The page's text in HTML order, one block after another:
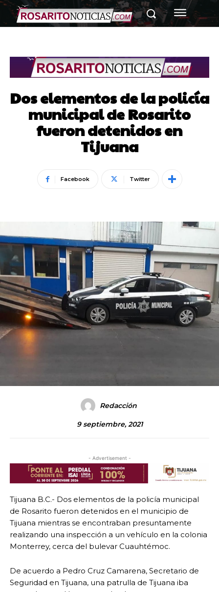
Dos elementos de la policía
municipal de Rosarito
fueron detenidos en
Tijuana
Facebook Twitter
Redacción
9 septiembre, 2021
- Advertisement -
Tijuana B.C.- Dos elementos de la policía municipal
de Rosarito fueron detenidos en el municipio de
Tijuana mientras se encontraban presuntamente
realizando una inspección a un vehículo en la colonia
Monterrey, cerca del bulevar Cuauhtémoc.
De acuerdo a Pedro Cruz Camarena, Secretario de
Seguridad en Tijuana, una patrulla de Tijuana iba